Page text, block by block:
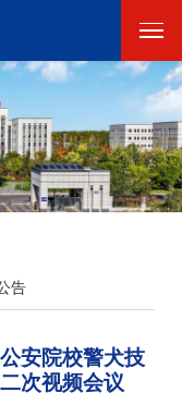
告
安院校警犬技
次视频会议